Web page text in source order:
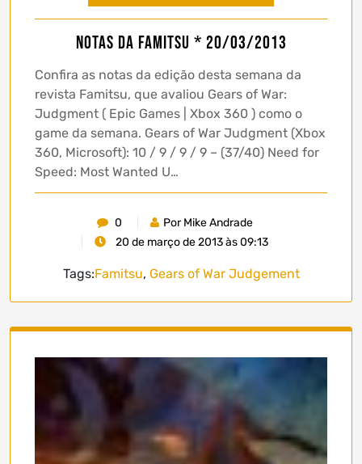
Notas da Famitsu * 20/03/2013
Confira as notas da edição desta semana da
revista Famitsu, que avaliou Gears of War:
Judgment ( Epic Games | Xbox 360 ) como o
game da semana. Gears of War Judgment (Xbox
360, Microsoft): 10 / 9 / 9 / 9 – (37/40) Need for
Speed: Most Wanted U…
0
Por Mike Andrade
20 de março de 2013 às 09:13
Tags:Famitsu, Gears of War Judgement